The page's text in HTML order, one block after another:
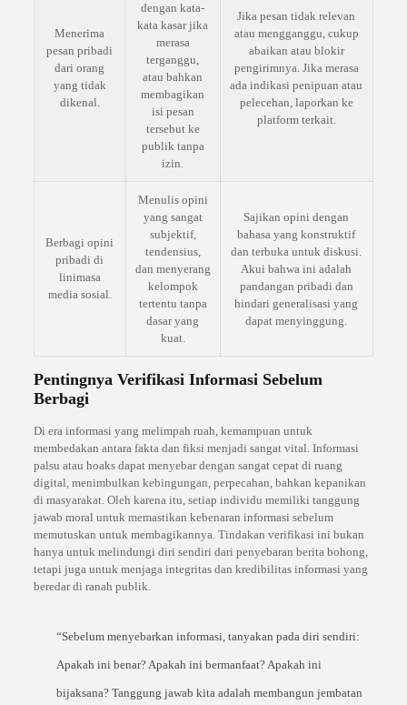
Menerima
pesan pribadi
dari orang
yang tidak
dikenal.
dengan kata-
kata kasar jika
merasa
terganggu,
atau bahkan
membagikan
isi pesan
tersebut ke
publik tanpa
izin.
Jika pesan tidak relevan
atau mengganggu, cukup
abaikan atau blokir
pengirimnya. Jika merasa
ada indikasi penipuan atau
pelecehan, laporkan ke
platform terkait.
Berbagi opini
pribadi di
linimasa
media sosial.
Menulis opini
yang sangat
subjektif,
tendensius,
dan menyerang
kelompok
tertentu tanpa
dasar yang
kuat.
Sajikan opini dengan
bahasa yang konstruktif
dan terbuka untuk diskusi.
Akui bahwa ini adalah
pandangan pribadi dan
hindari generalisasi yang
dapat menyinggung.
Pentingnya Verifikasi Informasi Sebelum
Berbagi
Di era informasi yang melimpah ruah, kemampuan untuk
membedakan antara fakta dan fiksi menjadi sangat vital. Informasi
palsu atau hoaks dapat menyebar dengan sangat cepat di ruang
digital, menimbulkan kebingungan, perpecahan, bahkan kepanikan
di masyarakat. Oleh karena itu, setiap individu memiliki tanggung
jawab moral untuk memastikan kebenaran informasi sebelum
memutuskan untuk membagikannya. Tindakan verifikasi ini bukan
hanya untuk melindungi diri sendiri dari penyebaran berita bohong,
tetapi juga untuk menjaga integritas dan kredibilitas informasi yang
beredar di ranah publik.
“Sebelum menyebarkan informasi, tanyakan pada diri sendiri:
Apakah ini benar? Apakah ini bermanfaat? Apakah ini
bijaksana? Tanggung jawab kita adalah membangun jembatan